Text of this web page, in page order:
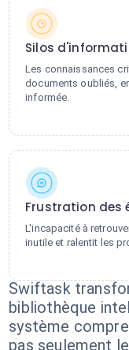
Silos
Les connaissances
documents oubliés,
informée.
Frustration des
L'incapacité à
inutile et ralentit les
Swiftask
bibliothèque
système
pas seulement